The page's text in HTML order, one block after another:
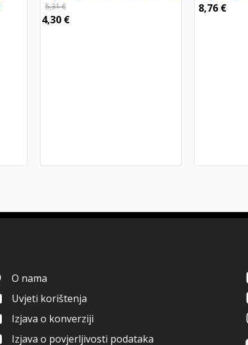
5,31€
4,30 €
8,76 €
O nama
Uvjeti korištenja
Izjava o konverziji
Izjava o povjerljivosti podataka